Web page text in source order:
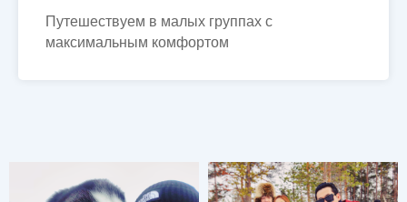
Путешествуем в малых группах с
максимальным комфортом